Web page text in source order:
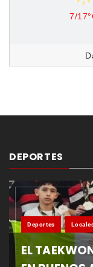
7/
DEPORTES
Deportes
EL